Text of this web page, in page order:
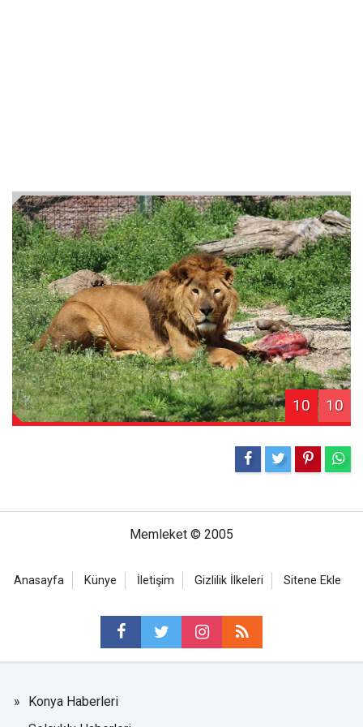
10 10
Memleket © 2005
Anasayfa Künye İletişim Gizlilik İlkeleri Sitene Ekle
Konya Haberleri